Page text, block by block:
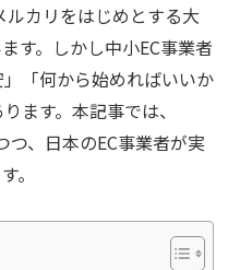
ルカリをはじめとする大
す。しかし中小EC事業者
「何から始めればいいか
ます。本記事では、
、日本のEC事業者が実
。